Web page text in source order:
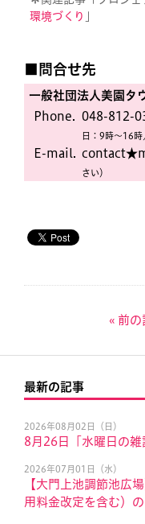
環境づくり
■問合せ先
一般社団法人美園タ
Phone. 048-812-
日：9時〜16時
E-mail.
さい）
« 前の
最新の記事
2026年08月02日（日）
8月26日「水曜日の雑
2026年07月01日（水）
【大門上池調節池広
用料金改定を含む）